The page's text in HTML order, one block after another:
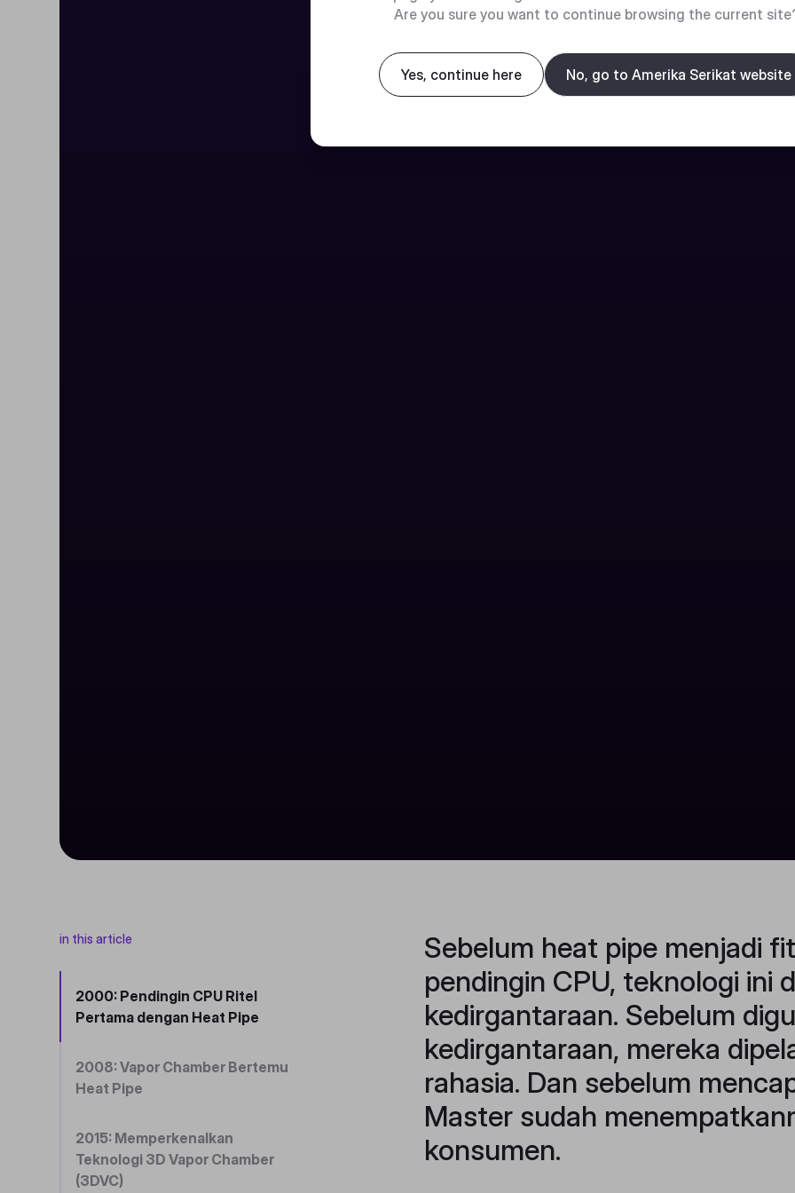
in this article
2000: Pendingin CPU Ritel
Pertama dengan Heat Pipe
2008: Vapor Chamber Bertemu
Heat Pipe
2015: Memperkenalkan
Teknologi 3D Vapor Chamber
(3DVC)
Sebelum heat pipe menjadi
pendingin CPU, teknologi ini
kedirgantaraan. Sebelum
kedirgantaraan, mereka
rahasia. Dan sebelum
Master sudah
konsumen.
Are you sure you want to continue browsing the current
Yes, continue here No, go to Amerika Serikat website